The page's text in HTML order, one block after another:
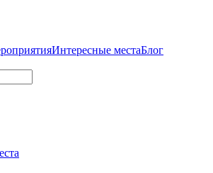
Интересные местаБлог